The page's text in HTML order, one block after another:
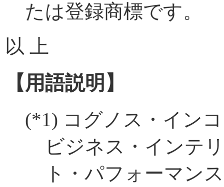
たは登録商標です。
以 上
【用語説明】
(*1) コグノス・イン
ビジネス・インテ
ト・パフォーマン